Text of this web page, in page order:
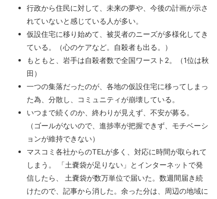
行政から住民に対して、未来の夢や、今後の計画が示さ
れていないと感じている人が多い。
仮設住宅に移り始めて、被災者のニーズが多様化してき
ている。（心のケアなど。自殺者も出る。）
もともと、岩手は自殺者数で全国ワースト2。（1位は秋
田）
一つの集落だったのが、各地の仮設住宅に移ってしまっ
た為、分散し、コミュニティが崩壊している。
いつまで続くのか、終わりが見えず、不安が募る。
（ゴールがないので、進捗率が把握できず、モチベーシ
ョンが維持できない）
マスコミ各社からのTELが多く、対応に時間が取られて
しまう。 「土嚢袋が足りない」とインターネットで発
信したら、 土嚢袋が数万単位で届いた。数週間届き続
けたので、記事から消した。余った分は、周辺の地域に